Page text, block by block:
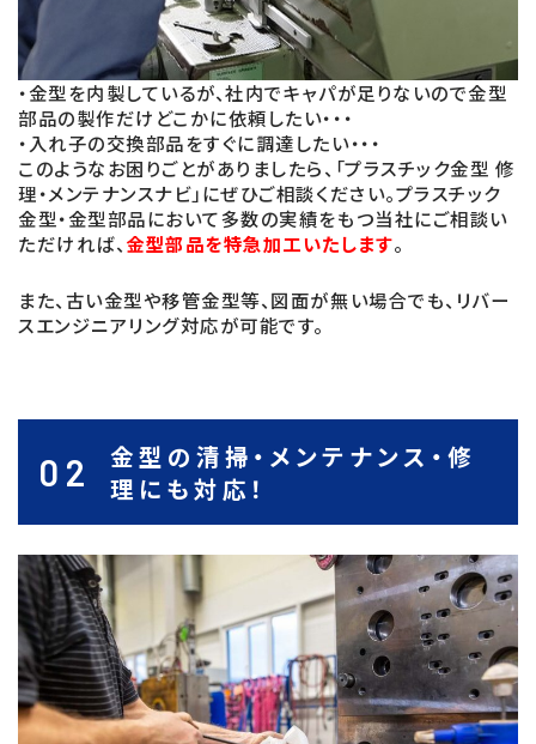
・金型を内製しているが、社内でキャパが足りないので金型
部品の製作だけどこかに依頼したい・・・
・入れ子の交換部品をすぐに調達したい・・・
このようなお困りごとがありましたら、「プラスチック金型 修
理・メンテナンスナビ」にぜひご相談ください。プラスチック
金型・金型部品において多数の実績をもつ当社にご相談い
ただければ、金型部品を特急加工いたします。
また、古い金型や移管金型等、図面が無い場合でも、リバー
スエンジニアリング対応が可能です。
02
金型の清掃・メンテナンス・修
理にも対応！